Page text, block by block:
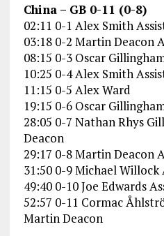
China – GB 0-11 (0-8)
02:11 0-1 Alex Smith
03:18 0-2 Martin Deacon
08:15 0-3 Oscar
10:25 0-4 Alex Smith
11:15 0-5 Alex Ward
19:15 0-6 Oscar
28:05 0-7 Nathan Rhys
Deacon
29:17 0-8 Martin Deacon
31:50 0-9 Michael
49:40 0-10 Joe Edwards
52:57 0-11 Cormac
Martin Deacon